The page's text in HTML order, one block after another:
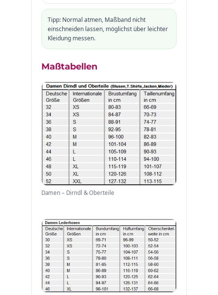
Tipp: Normal atmen, Maßband nicht
einschneiden lassen, möglichst über leichter
Kleidung messen.
Maßtabellen
Damen – Dirndl & Oberteile